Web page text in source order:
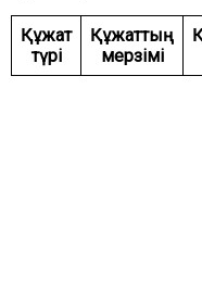
Құжат
түрі
Құжаттың
мерзімі
КОМИТЕТІ